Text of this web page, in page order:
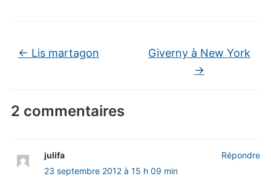
← Lis martagon
Giverny à New York
→
2 commentaires
julifa
23 septembre 2012 à 15 h 09 min
Répondre